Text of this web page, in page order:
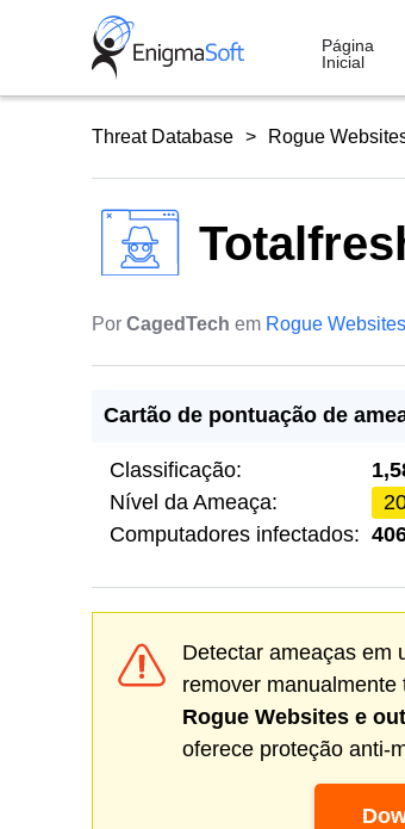
Página
Inicial
Threat Database Rogue
Por CagedTech em Rogue Websites
Cartão de pontuação de
Classificação:
Nível da Ameaça:
Computadores infectados:
Detectar ameaças em
remover
Rogue Websites e
oferece proteção anti-